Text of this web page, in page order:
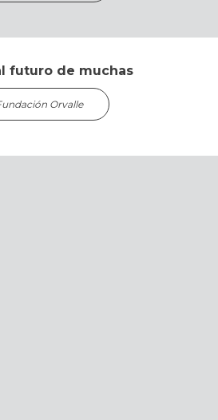
futuro de muchas
Orvalle